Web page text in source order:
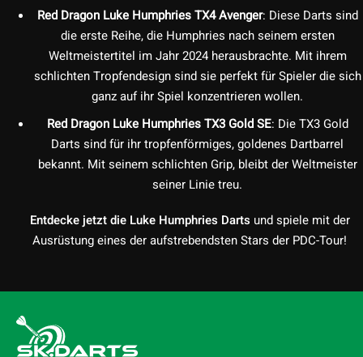
Red Dragon Luke Humphries TX4 Avenger: Diese Darts sind
die erste Reihe, die Humphries nach seinem ersten
Weltmeistertitel im Jahr 2024 herausbrachte. Mit ihrem
schlichten Tropfendesign sind sie perfekt für Spieler die sich
ganz auf ihr Spiel konzentrieren wollen.
Red Dragon Luke Humphries TX3 Gold SE: Die TX3 Gold
Darts sind für ihr tropfenförmiges, goldenes Dartbarrel
bekannt. Mit seinem schlichten Grip, bleibt der Weltmeister
seiner Linie treu.
Entdecke jetzt die Luke Humphries Darts und spiele mit der
Ausrüstung eines der aufstrebendsten Stars der PDC-Tour!